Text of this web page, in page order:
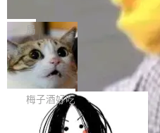
级应用，企业在规模化落地过程
可控性和代码质量提出了更高要
安全与合规要求。对于大多数普
有云模型能够满足快速试用和效
但对于金融、能源、医疗等对数
AI算力网关（AI创新平台）成功
各业的Agent走向规模化建设，
渐丰富，用户关注的重点也在发
让AI用起来，还要进一步看清混
Token花在哪里、算力是否被充
续增长的AI成本该如何优化。 深
正是围绕这些实际问题，从
理两个方面，让用户的每一份算
束，一个实验室的开始
Google 员工编号 20。
Bigtable 作者之一。TensorFlow
Gemini 的架构师。Google 首席
ean 在 Google 工作了 27 年后
不是一个人走。一同离开的还有
wat（Google 员工编号 23，Jeff
年的编程搭档，MapReduce 和
作者）、Quoc Le（Google 大脑
局
🔥 SolonCode v2026.8.4 发
字体可调、22 种语言、记忆
打开终端就能上岗的全中文编码
把「看得清、用母语、记得住」
齐。 SolonCode 是什么
耳科技研发的企业级终端编码
梅子酒好吃
让“代码语义理解”深度释放AI